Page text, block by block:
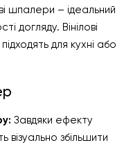
шпалери – ідеальний
догляду. Вінілові
для кухні або
Завдяки ефекту
збільшити